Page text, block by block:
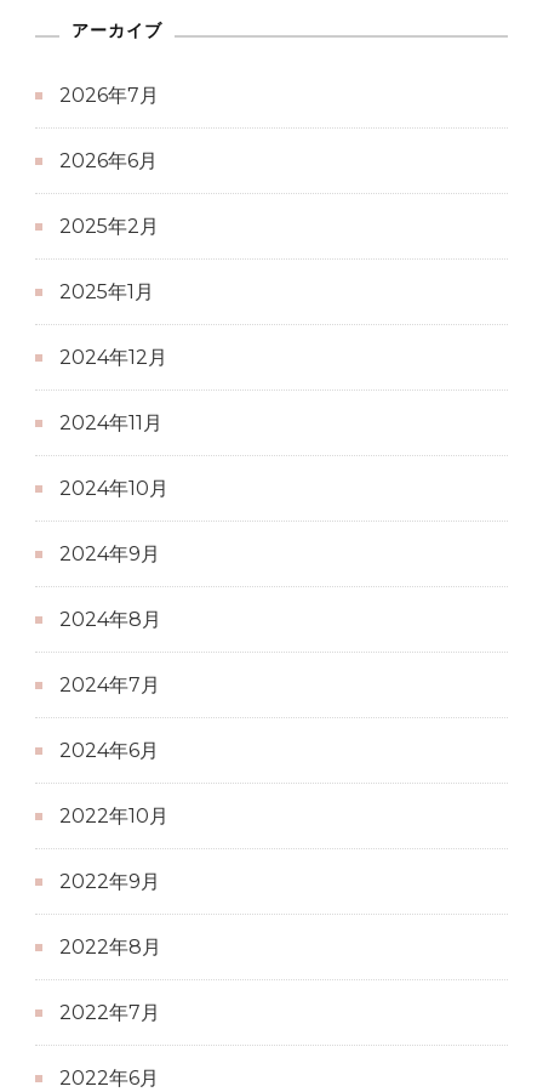
アーカイブ
2026年7月
2026年6月
2025年2月
2025年1月
2024年12月
2024年11月
2024年10月
2024年9月
2024年8月
2024年7月
2024年6月
2022年10月
2022年9月
2022年8月
2022年7月
2022年6月